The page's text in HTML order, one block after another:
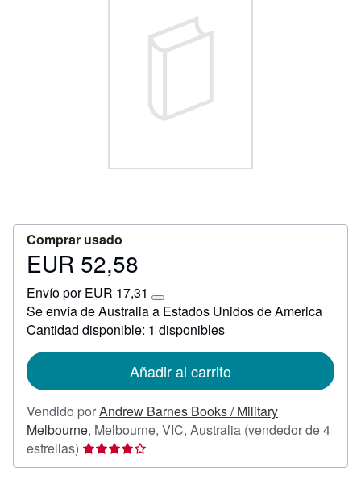
CERRAR
Comprar usado
Precio
52,58
EUR 52,58
Envío por EUR 17,31
Más
información
sobre
tarifas
envío
Se envía de Australia a Estados Unidos de America
Cantidad disponible: 1 disponibles
Añadir al carrito
Vendido porAndrew Barnes Books / Military
Melbourne, Melbourne, VIC, Australia (vendedor de 4
estrellas) Calificación
del